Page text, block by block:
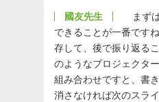
國友先生
まず
できることが一番です
存して、後で振り返る
のようなプロジェクタ
組み合わせですと、書
消さなければ次のスラ